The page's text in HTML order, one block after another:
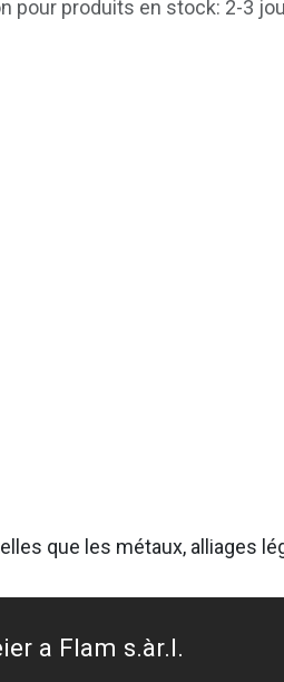
pour produits en stock: 2-3
que les métaux, alliages
a Flam s.àr.l.